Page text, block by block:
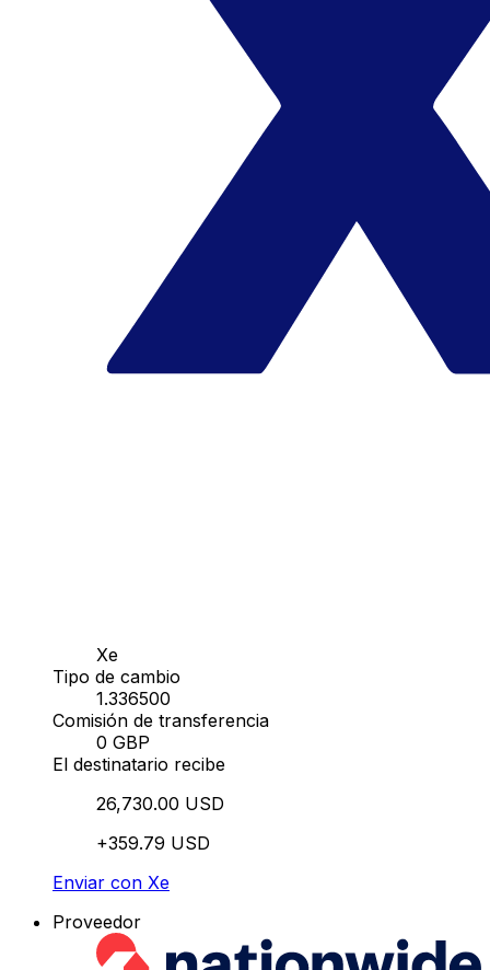
Xe
Tipo de cambio
1.336500
Comisión de transferencia
0 GBP
El destinatario recibe
26,730.00 USD
+359.79 USD
Enviar con Xe
Proveedor